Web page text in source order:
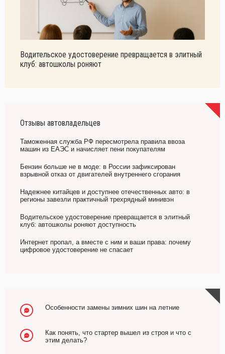
Водительское удостоверение превращается в элитный
клуб: автошколы роняют
Отзывы автовладельцев
Таможенная служба РФ пересмотрела правила ввоза
машин из ЕАЭС и начисляет пени покупателям
Бензин больше не в моде: в России зафиксирован
взрывной отказ от двигателей внутреннего сгорания
Надежнее китайцев и доступнее отечественных авто: в
регионы завезли практичный трехрядный минивэн
Водительское удостоверение превращается в элитный
клуб: автошколы роняют доступность
Интернет пропал, а вместе с ним и ваши права: почему
цифровое удостоверение не спасает
Особенности замены зимних шин на летние
Как понять, что стартер вышел из строя и что с
этим делать?